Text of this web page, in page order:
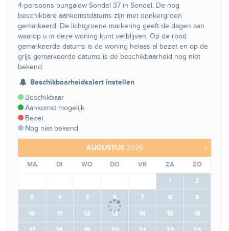
4-persoons bungalow Sondel 37 in Sondel. De nog
beschikbare aankomstdatums zijn met donkergroen
gemarkeerd. De lichtgroene markering geeft de dagen aan
waarop u in deze woning kunt verblijven. Op de rood
gemarkeerde datums is de woning helaas al bezet en op de
grijs gemarkeerde datums is de beschikbaarheid nog niet
bekend.
Beschikbaarheidsalert instellen
Beschikbaar
Aankomst mogelijk
Bezet
Nog niet bekend
>
AUGUSTUS 2026
MA DI WO DO VR ZA
ZO
1
2
3
4 5 6 7 8
9
10
11 12 13 14 15
16